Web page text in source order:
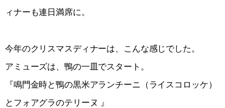
ィナーも連日満席に。
今年のクリスマスディナーは、こんな感じでした。
アミューズは、鴨の一皿でスタート。
『鳴門金時と鴨の黒米アランチーニ（ライスコロッケ）
とフォアグラのテリーヌ 』